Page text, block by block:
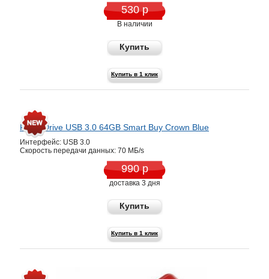
530 р
В наличии
Купить
Купить в 1 клик
Flash Drive USB 3.0 64GB Smart Buy Crown Blue
Интерфейс: USB 3.0
Скорость передачи данных: 70 MБ/s
990 р
доставка 3 дня
Купить
Купить в 1 клик